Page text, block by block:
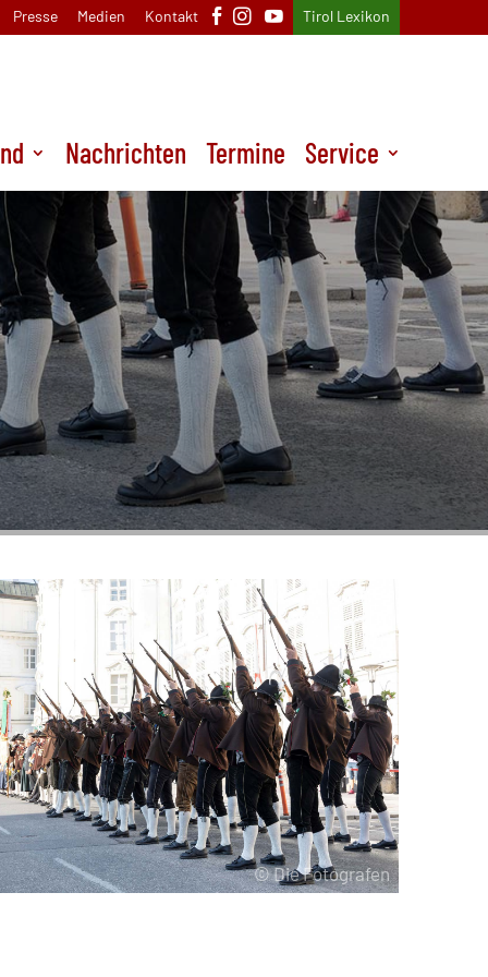
Presse Medien Kontakt Tirol Lexikon
Nachrichten Termine Service
© Die Fotografen